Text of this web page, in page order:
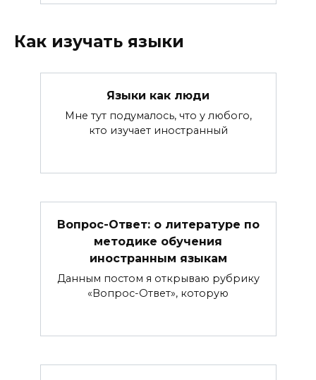
Как изучать языки
Языки как люди
Мне тут подумалось, что у любого,
кто изучает иностранный
Вопрос-Ответ: о литературе по
методике обучения
иностранным языкам
Данным постом я открываю рубрику
«Вопрос-Ответ», которую